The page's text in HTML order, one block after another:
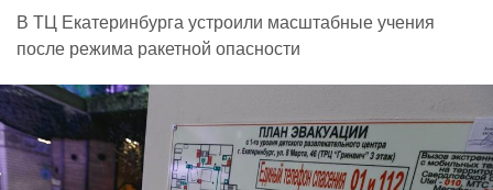
В ТЦ Екатеринбурга устроили масштабные учения
после режима ракетной опасности